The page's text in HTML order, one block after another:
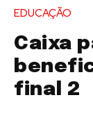
EDUCAÇÃO
Caixa
final 2